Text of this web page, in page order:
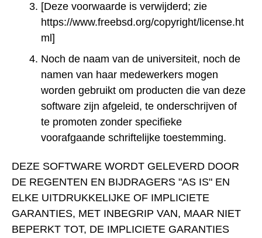
[Deze voorwaarde is verwijderd; zie
https://www.freebsd.org/copyright/license.ht
ml]
Noch de naam van de universiteit, noch de
namen van haar medewerkers mogen
worden gebruikt om producten die van deze
software zijn afgeleid, te onderschrijven of
te promoten zonder specifieke
voorafgaande schriftelijke toestemming.
DEZE SOFTWARE WORDT GELEVERD DOOR
DE REGENTEN EN BIJDRAGERS "AS IS" EN
ELKE UITDRUKKELIJKE OF IMPLICIETE
GARANTIES, MET INBEGRIP VAN, MAAR NIET
BEPERKT TOT, DE IMPLICIETE GARANTIES